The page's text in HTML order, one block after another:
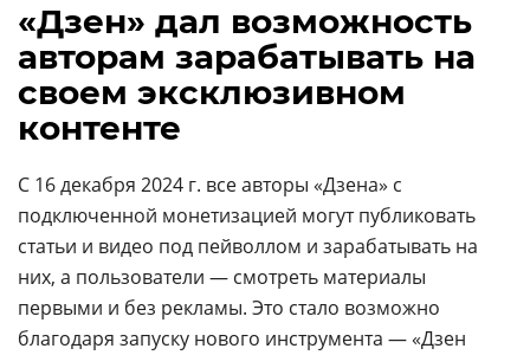
«Дзен» дал возможность
авторам зарабатывать на
своем эксклюзивном
контенте
С 16 декабря 2024 г. все авторы «Дзена» с
подключенной монетизацией могут публиковать
статьи и видео под пейволлом и зарабатывать на
них, а пользователи — смотреть материалы
первыми и без рекламы. Это стало возможно
благодаря запуску нового инструмента — «Дзен